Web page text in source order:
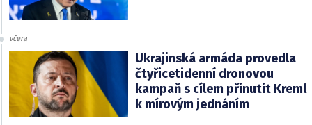
včera
Ukrajinská armáda provedla
čtyřicetidenní dronovou
kampaň s cílem přinutit Kreml
k mírovým jednáním